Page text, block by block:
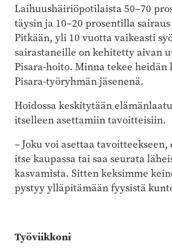
Laihuushäiriöpotilaista 50–70
täysin ja 10–20 prosentilla
Pitkään, yli 10 vuotta vaikeasti
sairastaneille on kehitetty aivan
Pisara-hoito. Minna tekee heidän
Pisara-työryhmän jäsenenä.
Hoidossa keskitytään
itselleen asettamiin tavoitteisiin.
– Joku voi asettaa
itse kaupassa tai saa seurata
kasvamista. Sitten keksimme
pystyy ylläpitämään fyysistä
Työviikkoni